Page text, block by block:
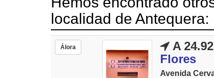
localidad de Antequera:
Álora A
Flores
Avenida